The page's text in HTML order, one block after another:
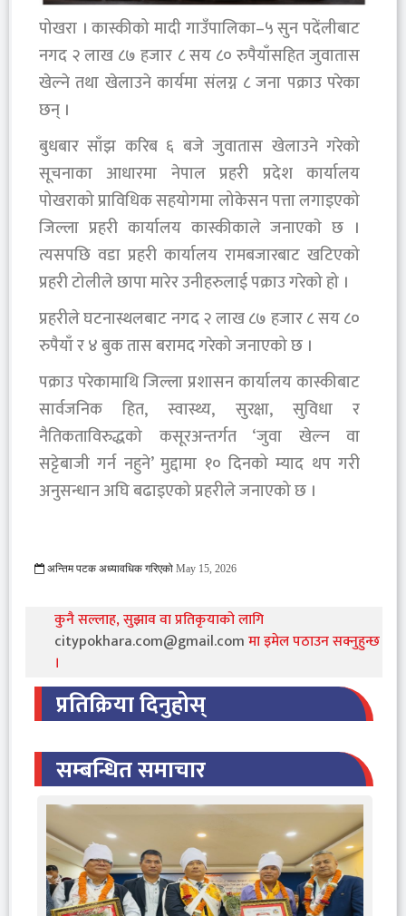
पोखरा । कास्कीको मादी गाउँपालिका–५ सुन पदेंलीबाट
नगद २ लाख ८७ हजार ८ सय ८० रुपैयाँसहित जुवातास
खेल्ने तथा खेलाउने कार्यमा संलग्न ८ जना पक्राउ परेका
छन् ।
बुधबार साँझ करिब ६ बजे जुवातास खेलाउने गरेको
सूचनाका आधारमा नेपाल प्रहरी प्रदेश कार्यालय
पोखराको प्राविधिक सहयोगमा लोकेसन पत्ता लगाइएको
जिल्ला प्रहरी कार्यालय कास्कीकाले जनाएकाे छ ।
त्यसपछि वडा प्रहरी कार्यालय रामबजारबाट खटिएको
प्रहरी टोलीले छापा मारेर उनीहरुलाई पक्राउ गरेको हो ।
प्रहरीले घटनास्थलबाट नगद २ लाख ८७ हजार ८ सय ८०
रुपैयाँ र ४ बुक तास बरामद गरेको जनाएको छ ।
पक्राउ परेकामाथि जिल्ला प्रशासन कार्यालय कास्कीबाट
सार्वजनिक हित, स्वास्थ्य, सुरक्षा, सुविधा र
नैतिकताविरुद्धको कसूरअन्तर्गत ‘जुवा खेल्न वा
सट्टेबाजी गर्न नहुने’ मुद्दामा १० दिनको म्याद थप गरी
अनुसन्धान अघि बढाइएको प्रहरीले जनाएको छ ।
अन्तिम पटक अध्यावधिक गरिएको May 15, 2026
कुनै सल्लाह, सुझाव वा प्रतिकृयाको लागि
citypokhara.com@gmail.comमा इमेल पठाउन सक्नुहुन्छ
।
प्रतिक्रिया दिनुहोस्
सम्बन्धित समाचार